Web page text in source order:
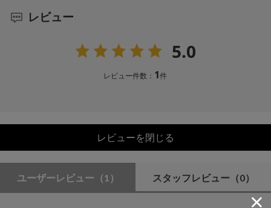
レビュー
5.0
レビュー件数： 1件
レビューを閉じる
ユーザーレビュー （1） スタッフレビュー （0）